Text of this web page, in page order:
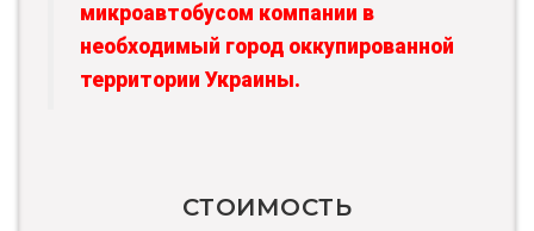
микроавтобусом компании в
необходимый город оккупированной
территории Украины.
СТОИМОСТЬ